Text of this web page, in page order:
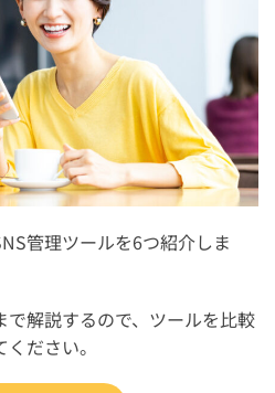
管理ツールを6つ紹介しま
解説するので、ツールを比較
ださい。